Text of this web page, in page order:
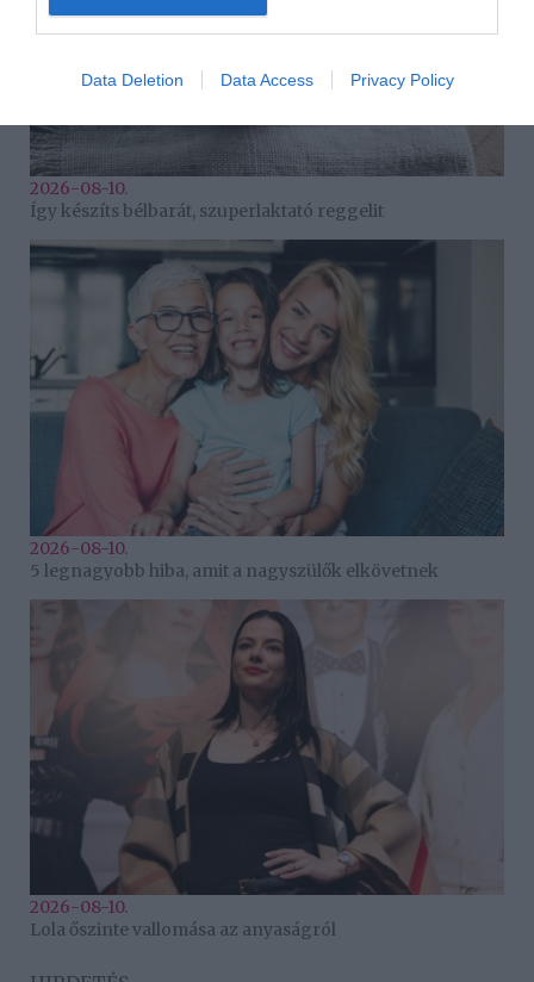
Data Deletion Data Access Privacy Policy
2026-08-10.
Így készíts bélbarát, szuperlaktató reggelit
2026-08-10.
5 legnagyobb hiba, amit a nagyszülők elkövetnek
2026-08-10.
Lola őszinte vallomása az anyaságról